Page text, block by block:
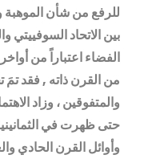
للرفع من شأن الموهبة
بين الاتحاد السوفييتي
الفضاء اعتباراً من
من القرن ذاته , فقد تمَ
والمتفوقين ، وزاد
حتى ظهرت في
وأوائل القرن الحادي